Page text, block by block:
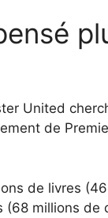
United
de
de livres
millions